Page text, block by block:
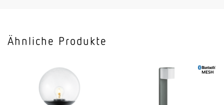
Art der Vernetzung
Master/Master, Master/Slave
Ähnliche Produkte